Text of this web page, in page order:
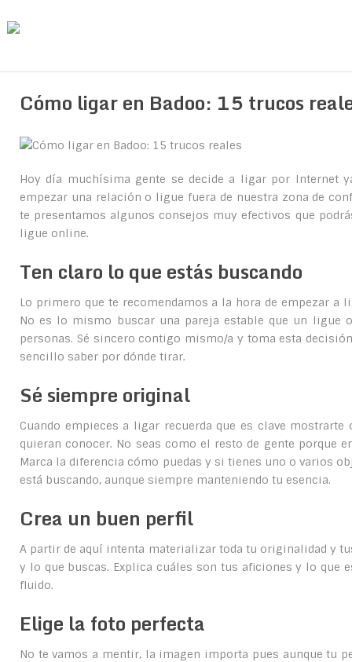
Cómo ligar en Badoo: 15 trucos
Hoy día muchísima gente se decide a ligar por Internet
empezar una relación o ligue fuera de nuestra zona de
te presentamos algunos consejos muy efectivos que
ligue online.
Ten claro lo que estás buscando
Lo primero que te recomendamos a la hora de empezar a
No es lo mismo buscar una pareja estable que un ligue
personas. Sé sincero contigo mismo/a y toma esta
sencillo saber por dónde tirar.
Sé siempre original
Cuando empieces a ligar recuerda que es clave
quieran conocer. No seas como el resto de gente porque
Marca la diferencia cómo puedas y si tienes uno o varios
está buscando, aunque siempre manteniendo tu esencia.
Crea un buen perfil
A partir de aquí intenta materializar toda tu originalidad y
y lo que buscas. Explica cuáles son tus aficiones y lo que
fluido.
Elige la foto perfecta
No te vamos a mentir, la imagen importa pues aunque tu